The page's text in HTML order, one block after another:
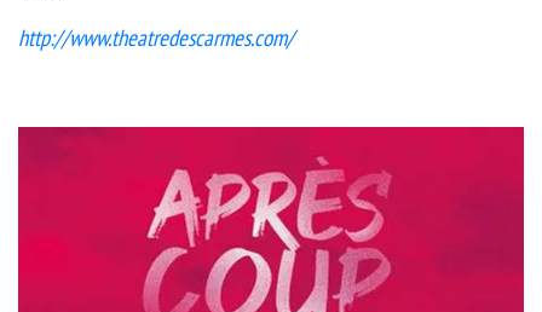
http://www.theatredescarmes.com/